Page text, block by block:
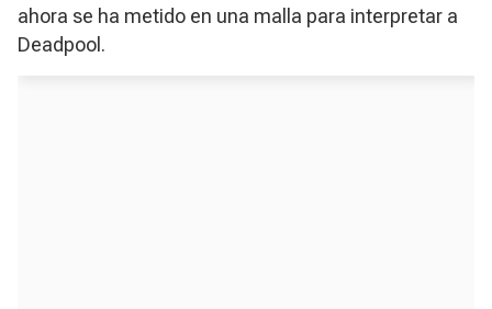
ahora se ha metido en una malla para interpretar a
Deadpool.